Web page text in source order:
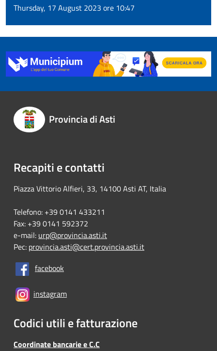
Thursday, 17 August 2023 ore 10:47
Provincia di Asti
Recapiti e contatti
Piazza Vittorio Alfieri, 33, 14100 Asti AT, Italia
Telefono: +39 0141 433211
Fax: +39 0141 592372
e-mail: urp@provincia.asti.it
Pec: provincia.asti@cert.provincia.asti.it
facebook
instagram
Codici utili e fatturazione
Coordinate bancarie e C.C